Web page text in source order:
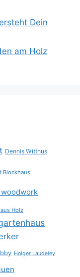
Dein
am Holz
Dennis Witthus
Blockhaus
woodwork
Holz
Holger Laudeley